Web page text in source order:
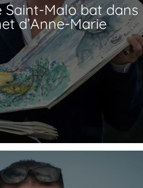
Saint-Malo bat dans
d’Anne-Marie